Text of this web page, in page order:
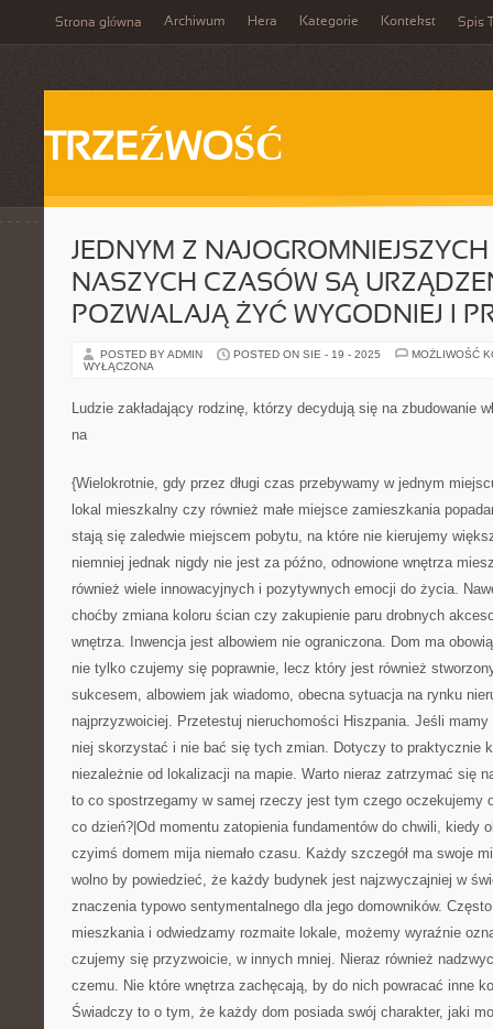
Strona główna Archiwum Hera Kategorie Kontekst Spis
TRZEŹWOŚĆ
JEDNYM Z
NASZYCH CZASÓW SĄ
POZWALAJĄ ŻYĆ WYGODNIEJ I
POSTED BY ADMIN POSTED ON SIE - 19 - 2025
MOŻLIWOŚĆ
WYŁĄCZONA
Ludzie zakładający rodzinę, którzy decydują się na zbudowanie
na
{Wielokrotnie, gdy przez długi czas przebywamy w jednym
lokal mieszkalny czy również małe miejsce zamieszkania
stają się zaledwie miejscem pobytu, na które nie kierujemy
niemniej jednak nigdy nie jest za późno, odnowione wnętrza
również wiele innowacyjnych i pozytywnych emocji do życia.
choćby zmiana koloru ścian czy zakupienie paru drobnych
wnętrza. Inwencja jest albowiem nie ograniczona. Dom ma
nie tylko czujemy się poprawnie, lecz który jest również
sukcesem, albowiem jak wiadomo, obecna sytuacja na rynku
najprzyzwoiciej. Przetestuj nieruchomości Hiszpania. Jeśli
niej skorzystać i nie bać się tych zmian. Dotyczy to praktycznie
niezależnie od lokalizacji na mapie. Warto nieraz zatrzymać się
to co spostrzegamy w samej rzeczy jest tym czego oczekujemy
co dzień?|Od momentu zatopienia fundamentów do chwili, kiedy
czyimś domem mija niemało czasu. Każdy szczegół ma swoje
wolno by powiedzieć, że każdy budynek jest najzwyczajniej w
znaczenia typowo sentymentalnego dla jego domowników.
mieszkania i odwiedzamy rozmaite lokale, możemy wyraźnie
czujemy się przyzwoicie, w innych mniej. Nieraz również
czemu. Nie które wnętrza zachęcają, by do nich powracać inne
Świadczy to o tym, że każdy dom posiada swój charakter, jaki